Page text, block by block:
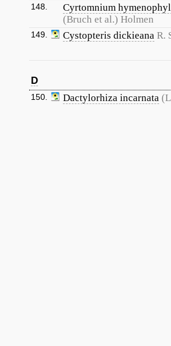
148.
Cyrtomnium
(Bruch et al.) Holmen
149. Cystopteris dickieana R.
D
150. Dactylorhiza incarnata